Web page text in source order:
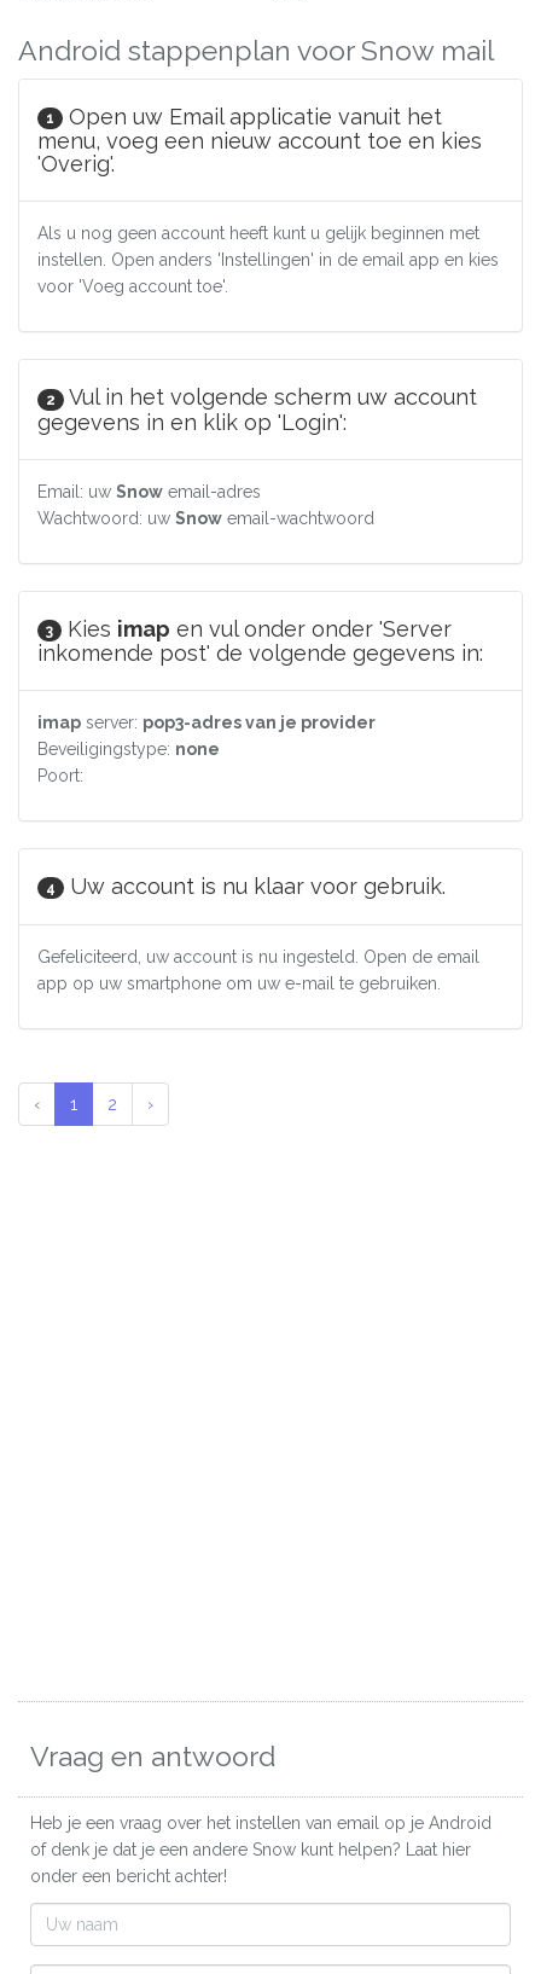
Android stappenplan voor Snow mail
1
Open uw Email applicatie vanuit het
menu, voeg een nieuw account toe en kies
'Overig'.
Als u nog geen account heeft kunt u gelijk beginnen met
instellen. Open anders 'Instellingen' in de email app en kies
voor 'Voeg account toe'.
2
Vul in het volgende scherm uw account
gegevens in en klik op 'Login':
Email: uw Snow email-adres
Wachtwoord: uw Snow email-wachtwoord
3 Kies imap en vul onder onder 'Server
inkomende post' de volgende gegevens in:
imap server: pop3-adres van je provider
Beveiligingstype: none
Poort:
4 Uw account is nu klaar voor gebruik.
Gefeliciteerd, uw account is nu ingesteld. Open de email
app op uw smartphone om uw e-mail te gebruiken.
‹ 1 2 ›
Vraag en antwoord
Heb je een vraag over het instellen van email op je Android
of denk je dat je een andere Snow kunt helpen? Laat hier
onder een bericht achter!